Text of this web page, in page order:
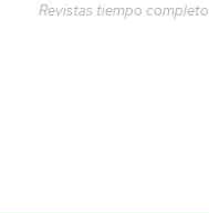
Revistas tiempo completo